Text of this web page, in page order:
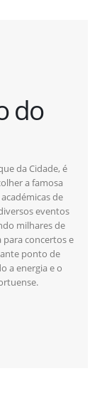
do
da Cidade, é
a famosa
de
eventos
milhares de
para concertos e
ponto de
a energia e o